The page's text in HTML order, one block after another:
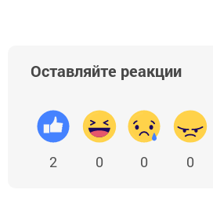
Оставляйте реакции
2 0 0 0